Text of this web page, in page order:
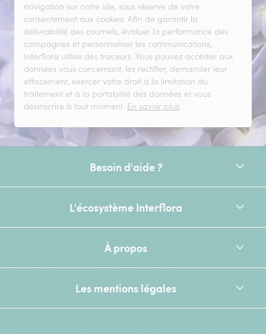
navigation sur notre site, sous réserve de votre
consentement aux cookies. Afin de garantir la
délivrabilité des courriels, évaluer la performance des
campagnes et personnaliser les communications,
Interflora utilise des traceurs. Vous pouvez accéder aux
données vous concernant, les rectifier, demander leur
effacement, exercer votre droit à la limitation du
traitement et à la portabilité des données et vous
désinscrire à tout moment. En savoir plus.
Besoin d'aide ?
L'écosystème Interflora
À propos
Les mentions légales